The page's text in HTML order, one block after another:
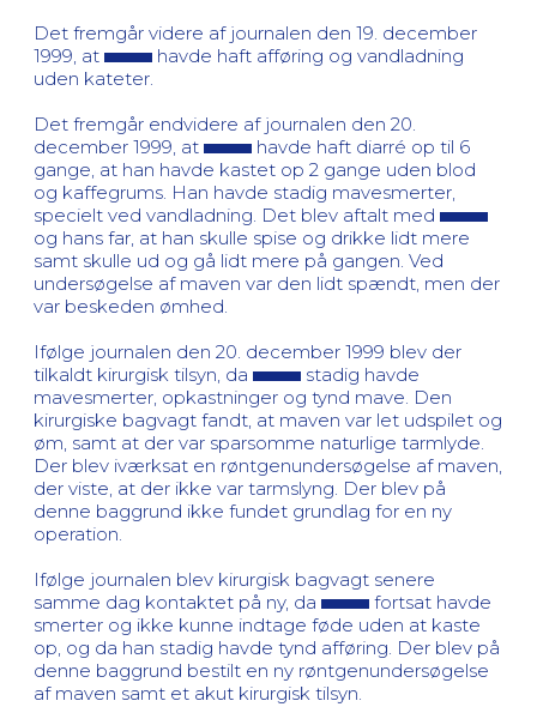
Det fremgår videre af journalen den 19. december
1999, at
havde haft afføring og vandladning
uden kateter.
Det fremgår endvidere af journalen den 20.
december 1999, at
havde haft diarré op til 6
gange, at han havde kastet op 2 gange uden blod
og kaffegrums. Han havde stadig mavesmerter,
specielt ved vandladning. Det blev aftalt med
og hans far, at han skulle spise og drikke lidt mere
samt skulle ud og gå lidt mere på gangen. Ved
undersøgelse af maven var den lidt spændt, men der
var beskeden ømhed.
Ifølge journalen den 20. december 1999 blev der
tilkaldt kirurgisk tilsyn, da
stadig havde
mavesmerter, opkastninger og tynd mave. Den
kirurgiske bagvagt fandt, at maven var let udspilet og
øm, samt at der var sparsomme naturlige tarmlyde.
Der blev iværksat en røntgenundersøgelse af maven,
der viste, at der ikke var tarmslyng. Der blev på
denne baggrund ikke fundet grundlag for en ny
operation.
Ifølge journalen blev kirurgisk bagvagt senere
samme dag kontaktet på ny, da
fortsat havde
smerter og ikke kunne indtage føde uden at kaste
op, og da han stadig havde tynd afføring. Der blev på
denne baggrund bestilt en ny røntgenundersøgelse
af maven samt et akut kirurgisk tilsyn.